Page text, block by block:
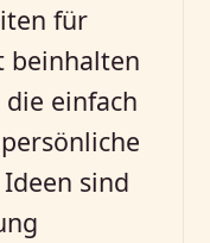
für
beinhalten
einfach
sind